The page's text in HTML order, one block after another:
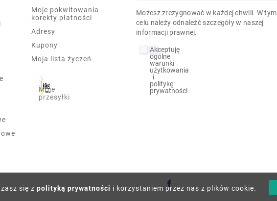
się z polityką prywatności i korzystaniem przez nas z plików cookie.
Moje pokwitowania -
korekty płatności
Adresy
Kupony
Moja lista życzeń
Moje
przesyłki
Możesz zrezygnować w każdej chwili. W tym
celu należy odnaleźć szczegóły w naszej
informacji prawnej.
Akceptuję
ogólne
warunki
użytkowania
i
politykę
prywatności